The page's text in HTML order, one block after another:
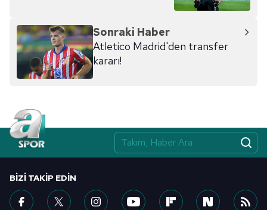
Sonraki Haber
Atletico Madrid'den transfer
kararı!
BIZI TAKIP EDIN